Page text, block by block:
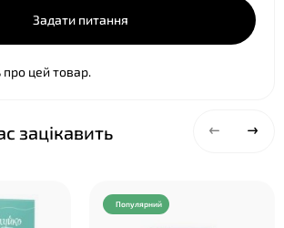
Задати питання
цей товар.
зацікавить
Популярний